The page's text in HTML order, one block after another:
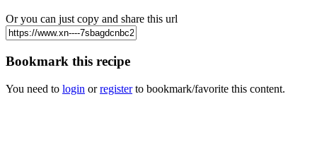
Or you can just copy and share this url
Bookmark this recipe
You need to login orregisterto bookmark/favorite this content.